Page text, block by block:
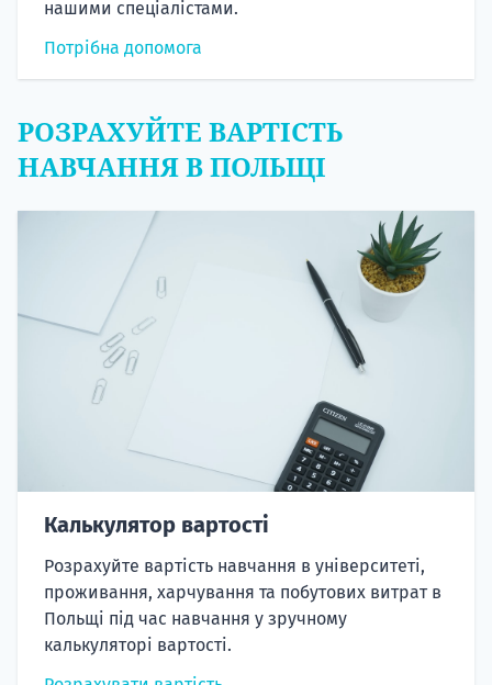
нашими спеціалістами.
Потрібна допомога
РОЗРАХУЙТЕ ВАРТІСТЬ
НАВЧАННЯ В ПОЛЬЩІ
Калькулятор вартості
Розрахуйте вартість навчання в університеті,
проживання, харчування та побутових витрат в
Польщі під час навчання у зручному
калькуляторі вартості.